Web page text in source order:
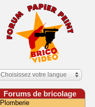
Choisissez votre langue
Forums de bricolage
Plomberie